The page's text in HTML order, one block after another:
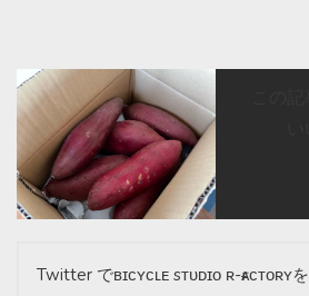
Twitter でʙɪᴄʏᴄʟᴇ sᴛᴜᴅɪᴏ ʀ-ғᴀᴄᴛᴏʀʏを